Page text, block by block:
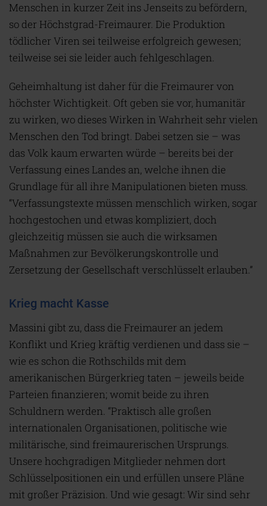
Menschen in kurzer Zeit ins Jenseits zu befördern,
so der Höchstgrad-Freimaurer. Die Produktion
tödlicher Viren sei teilweise erfolgreich gewesen;
teilweise sei sie leider auch fehlgeschlagen.
Geheimhaltung ist daher für die Freimaurer von
höchster Wichtigkeit. Oft geben sie vor, humanitär
zu wirken, wo dieses Wirken in Wahrheit sehr vielen
Menschen den Tod bringt. Dabei setzen sie – was
das Volk kaum erwarten würde – bereits bei der
Verfassung eines Landes an, welche ihnen die
Grundlage für all ihre Manipulationen bieten muss.
“Verfassungstexte müssen menschlich wirken, sogar
hochgestochen und etwas kompliziert, doch
gleichzeitig müssen sie auch die wirksamen
Maßnahmen zur Bevölkerungskontrolle und
Zersetzung der Gesellschaft verschlüsselt erlauben.”
Krieg macht Kasse
Massini gibt zu, dass die Freimaurer an jedem
Konflikt und Krieg kräftig verdienen und dass sie –
wie es schon die Rothschilds mit dem
amerikanischen Bürgerkrieg taten – jeweils beide
Parteien finanzieren; womit beide zu ihren
Schuldnern werden. “Praktisch alle großen
internationalen Organisationen, politische wie
militärische, sind freimaurerischen Ursprungs.
Unsere hochgradigen Mitglieder nehmen dort
Schlüsselpositionen ein und erfüllen unsere Pläne
mit großer Präzision. Und wie gesagt: Wir sind sehr